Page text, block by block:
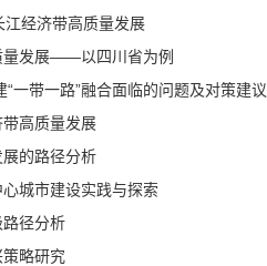
经济带高质量发展
量发展——以四川省为例
一带一路”融合面临的问题及对策建议
高质量发展
的路径分析
城市建设实践与探索
径分析
略研究